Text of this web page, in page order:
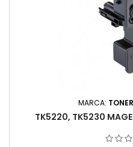
MARCA:
TK5220, TK5230